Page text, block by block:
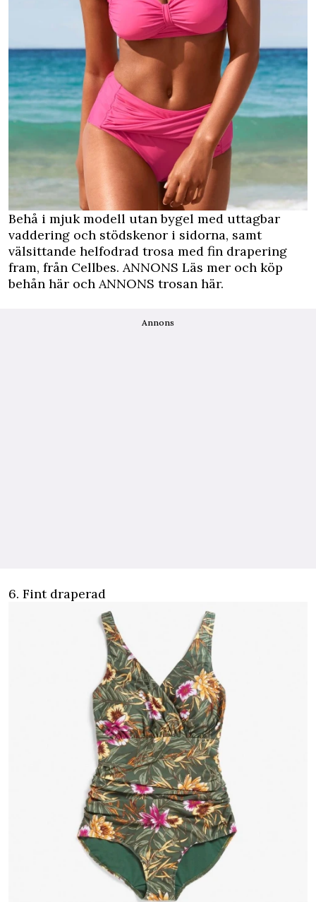
Behå i mjuk modell utan bygel med uttagbar
vaddering och stödskenor i sidorna, samt
välsittande helfodrad trosa med fin drapering
fram, från Cellbes. ANNONS Läs mer och köp
behån här och ANNONS trosan här.
Annons
6. Fint draperad